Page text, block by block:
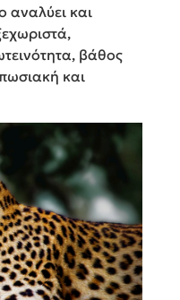
αναλύει και
βάθος
και